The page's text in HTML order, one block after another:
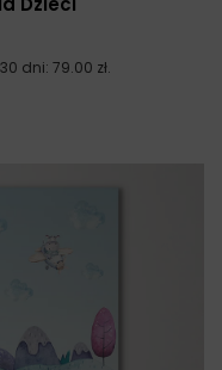
dni: 79.00 zł.